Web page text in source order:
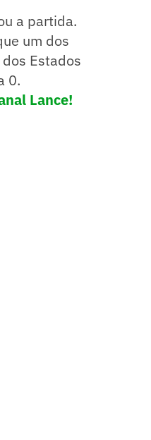
a partida.
um dos
Estados
0.
Lance!